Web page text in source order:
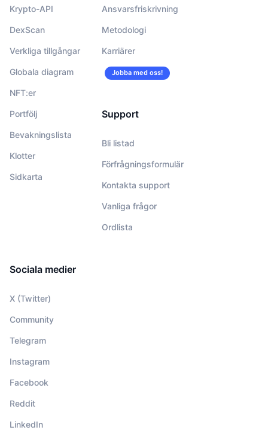
Krypto-API
DexScan
Verkliga tillgångar
Globala diagram
NFT:er
Portfölj
Bevakningslista
Klotter
Sidkarta
Ansvarsfriskrivning
Metodologi
Karriärer
Jobba med oss!
Support
Bli listad
Förfrågningsformulär
Kontakta support
Vanliga frågor
Ordlista
Sociala medier
X (Twitter)
Community
Telegram
Instagram
Facebook
Reddit
LinkedIn